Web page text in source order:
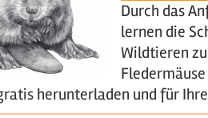
Durch das
lernen die
Wildtieren
herunterladen und für